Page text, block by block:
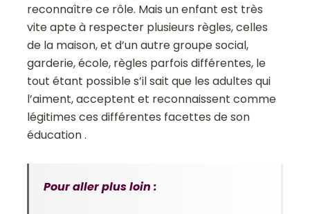
reconnaître ce rôle. Mais un enfant est très
vite apte à respecter plusieurs règles, celles
de la maison, et d’un autre groupe social,
garderie, école, règles parfois différentes, le
tout étant possible s’il sait que les adultes qui
l’aiment, acceptent et reconnaissent comme
légitimes ces différentes facettes de son
éducation .
Pour aller plus loin :